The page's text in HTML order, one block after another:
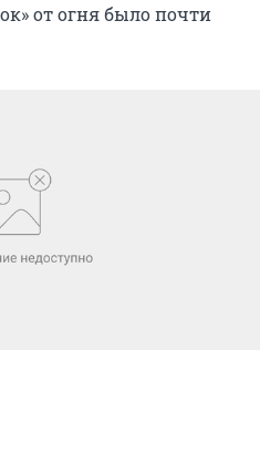
от огня было почти